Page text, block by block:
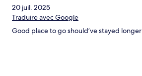
20 juil. 2025
Traduire avec Google
Good place to go should’ve stayed longer